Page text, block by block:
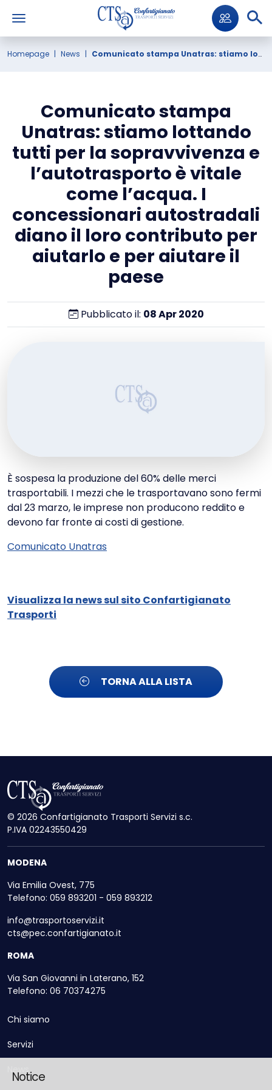
Homepage News Comunicato stampa Unatras: stiamo lottando tutti per la sopravvivenza e l’autotrasporto è vitale come l’acqua. I concessionari autostradali diano il loro contributo per aiutarlo e per aiutare il paese
Comunicato stampa
Unatras: stiamo lottando
tutti per la sopravvivenza e
l’autotrasporto è vitale
come l’acqua. I
concessionari autostradali
diano il loro contributo per
aiutarlo e per aiutare il
paese
Pubblicato il: 08Apr2020
È sospesa la produzione del 60% delle merci
trasportabili. I mezzi che le trasportavano sono fermi
dal 23 marzo, le imprese non producono reddito e
devono far fronte ai costi di gestione.
Comunicato Unatras
Visualizza la news sul sito Confartigianato
Trasporti
TORNA ALLA LISTA
© 2026 Confartigianato Trasporti Servizi s.c.
P.IVA 02243550429
MODENA
Via Emilia Ovest, 775
Telefono: 059 893201 - 059 893212
info@trasportoservizi.it
cts@pec.confartigianato.it
ROMA
Via San Giovanni in Laterano, 152
Telefono: 06 70374275
Chi siamo
Servizi
News
Notice